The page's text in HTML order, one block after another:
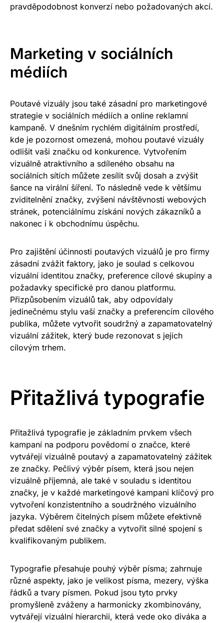
pravděpodobnost konverzí nebo požadovaných akcí.
Marketing v sociálních
médiích
Poutavé vizuály jsou také zásadní pro marketingové
strategie v sociálních médiích a online reklamní
kampaně. V dnešním rychlém digitálním prostředí,
kde je pozornost omezená, mohou poutavé vizuály
odlišit vaši značku od konkurence. Vytvořením
vizuálně atraktivního a sdíleného obsahu na
sociálních sítích můžete zesílit svůj dosah a zvýšit
šance na virální šíření. To následně vede k většímu
zviditelnění značky, zvýšení návštěvnosti webových
stránek, potenciálnímu získání nových zákazníků a
nakonec i k obchodnímu úspěchu.
Pro zajištění účinnosti poutavých vizuálů je pro firmy
zásadní zvážit faktory, jako je soulad s celkovou
vizuální identitou značky, preference cílové skupiny a
požadavky specifické pro danou platformu.
Přizpůsobením vizuálů tak, aby odpovídaly
jedinečnému stylu vaší značky a preferencím cílového
publika, můžete vytvořit soudržný a zapamatovatelný
vizuální zážitek, který bude rezonovat s jejich
cílovým trhem.
Přitažlivá typografie
Přitažlivá typografie je základním prvkem všech
kampaní na podporu povědomí o značce, které
vytvářejí vizuálně poutavý a zapamatovatelný zážitek
ze značky. Pečlivý výběr písem, která jsou nejen
vizuálně příjemná, ale také v souladu s identitou
značky, je v každé marketingové kampani klíčový pro
vytvoření konzistentního a soudržného vizuálního
jazyka. Výběrem čitelných písem můžete efektivně
předat sdělení své značky a vytvořit silné spojení s
kvalifikovaným publikem.
Typografie přesahuje pouhý výběr písma; zahrnuje
různé aspekty, jako je velikost písma, mezery, výška
řádků a tvary písmen. Pokud jsou tyto prvky
promyšleně zváženy a harmonicky zkombinovány,
vytvářejí vizuální hierarchii, která vede oko diváka a